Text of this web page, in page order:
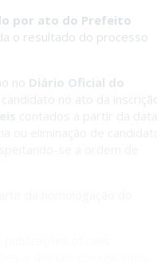
por ato do Prefeito
o resultado do processo
no Diário Oficial do